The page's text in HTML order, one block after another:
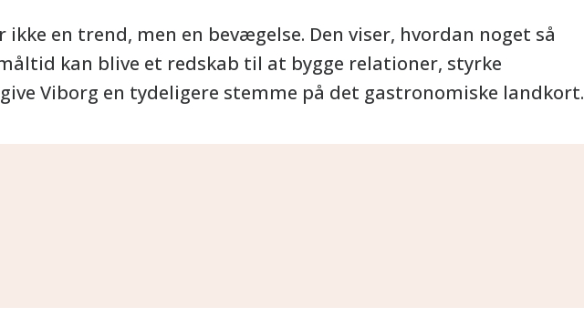
ikke en trend, men en bevægelse. Den viser, hvordan noget så
kan blive et redskab til at bygge relationer, styrke
Viborg en tydeligere stemme på det gastronomiske landkort.